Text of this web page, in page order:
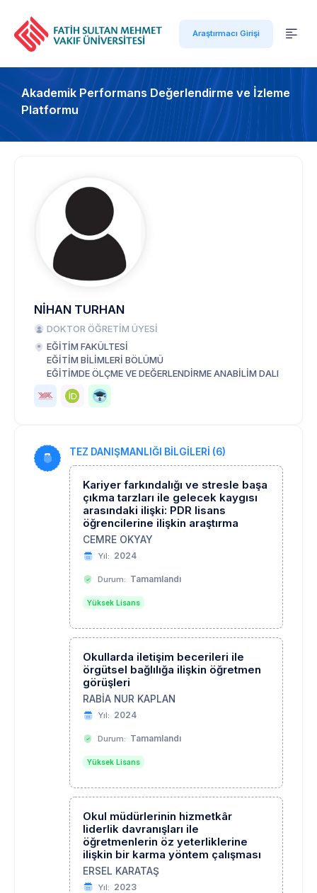
Araştırmacı Girişi
Akademik Performans Değerlendirme ve İzleme
Platformu
NİHAN TURHAN
DOKTOR ÖĞRETİM ÜYESİ
EĞİTİM FAKÜLTESİ
EĞİTİM BİLİMLERİ BÖLÜMÜ
EĞİTİMDE ÖLÇME VE DEĞERLENDİRME ANABİLİM DALI
TEZ DANIŞMANLIĞI BİLGİLERİ (6)
Kariyer farkındalığı ve stresle başa
çıkma tarzları ile gelecek kaygısı
arasındaki ilişki: PDR lisans
öğrencilerine ilişkin araştırma
CEMRE OKYAY
Yıl: 2024
Durum: Tamamlandı
Yüksek Lisans
Okullarda iletişim becerileri ile
örgütsel bağlılığa ilişkin öğretmen
görüşleri
RABİA NUR KAPLAN
Yıl: 2024
Durum: Tamamlandı
Yüksek Lisans
Okul müdürlerinin hizmetkâr
liderlik davranışları ile
öğretmenlerin öz yeterliklerine
ilişkin bir karma yöntem çalışması
ERSEL KARATAŞ
Yıl: 2023